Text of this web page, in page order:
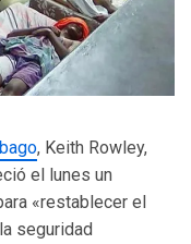
, Keith Rowley,
el lunes un
«restablecer el
seguridad